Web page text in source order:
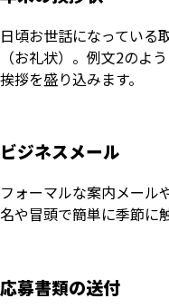
日頃お世話になっている
（お礼状）。例文2のよ
挨拶を盛り込みます。
ビジネスメール
フォーマルな案内メール
名や冒頭で簡単に季節に
応募書類の送付